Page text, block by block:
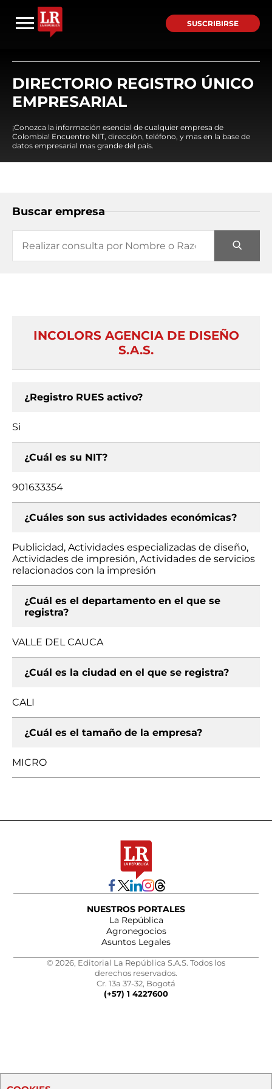
SUSCRIBIRSE
DIRECTORIO REGISTRO ÚNICO
EMPRESARIAL
¡Conozca la información esencial de cualquier empresa de
Colombia! Encuentre NIT, dirección, teléfono, y mas en la base de
datos empresarial mas grande del país.
Buscar empresa
INCOLORS AGENCIA DE DISEÑO
S.A.S.
¿Registro RUES activo?
Si
¿Cuál es su NIT?
901633354
¿Cuáles son sus actividades económicas?
Publicidad, Actividades especializadas de diseño,
Actividades de impresión, Actividades de servicios
relacionados con la impresión
¿Cuál es el departamento en el que se
registra?
VALLE DEL CAUCA
¿Cuál es la ciudad en el que se registra?
CALI
¿Cuál es el tamaño de la empresa?
MICRO
NUESTROS PORTALES
La República
Agronegocios
Asuntos Legales
© 2026, Editorial La República S.A.S. Todos los
derechos reservados.
Cr. 13a 37-32, Bogotá
(+57) 1 4227600